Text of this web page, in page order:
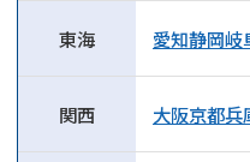
東海 愛知静岡岐
関西 大阪京都兵